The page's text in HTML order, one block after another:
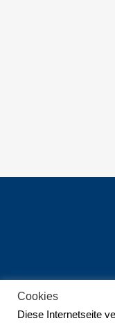
Cookies
Diese Internetseite